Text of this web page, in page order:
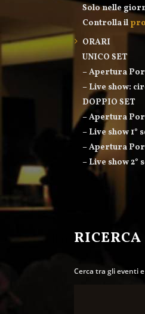
Solo nelle
Controlla il
ORARI
UNICO SET
– Apertura
– Live show:
DOPPIO SET
– Apertura
– Live show 1°
– Apertura
– Live show 2°
RICERCA
Cerca tra gli eventi